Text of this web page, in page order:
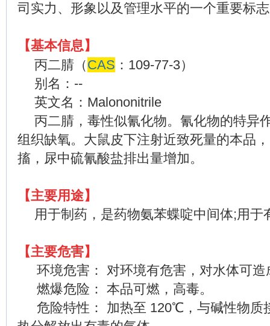
司实力、形象以及管理水平的一个重要标
【基本信息】
丙二腈（CAS ： 109-77-3）
别名： --
英文名： Malononitrile
丙二腈，毒性似氰化物。氰化物的特异
组织缺氧。大鼠皮下注射近致死量的本品
搐，尿中硫氰酸盐排出量增加。
【主要用途】
用于制药，是药物氨苯蝶啶中间体;用于
【主要危害】
环境危害： 对环境有危害，对水体可造
燃爆危险： 本品可燃，高毒。
危险特性： 加热至 120℃，与碱性物质